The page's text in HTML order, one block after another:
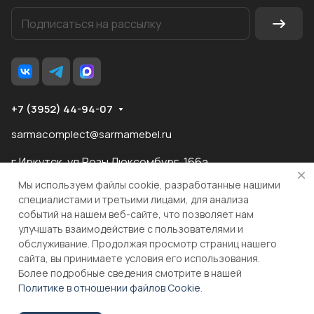
+7 (3952) 44-94-07
sarmacomplect@sarmamebel.ru
г.Иркутск, ул.Розы Люксембург, 166а
разработка
и продвижение сайта
© 2026 ООО "МКС" ИНН 3810055324 ОГРН 1083810004860
Мы используем файлы cookie, разработанные нашими
специалистами и третьими лицами, для анализа
событий на нашем веб-сайте, что позволяет нам
улучшать взаимодействие с пользователями и
обслуживание. Продолжая просмотр страниц нашего
сайта, вы принимаете условия его использования.
Более подробные сведения смотрите в нашей
Политике в отношении файлов Cookie.